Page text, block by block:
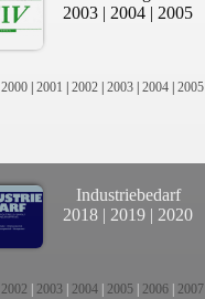
2003 | 2004 | 2005
2000 | 2001 | 2002 | 2003 | 2004 | 2005
Industriebedarf
2018 | 2019 | 2020
2002 2003 2004 2005 2006 2007